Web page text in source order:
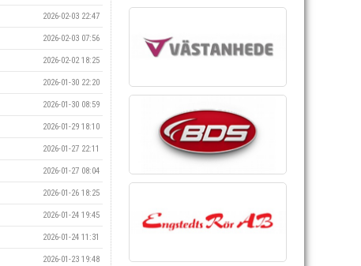
2026-02-03 22:47
2026-02-03 07:56
2026-02-02 18:25
2026-01-30 22:20
2026-01-30 08:59
2026-01-29 18:10
2026-01-27 22:11
2026-01-27 08:04
2026-01-26 18:25
2026-01-24 19:45
2026-01-24 11:31
2026-01-23 19:48